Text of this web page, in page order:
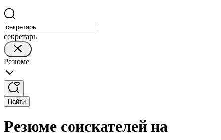
секретарь
Резюме
Найти
Резюме соискателей на